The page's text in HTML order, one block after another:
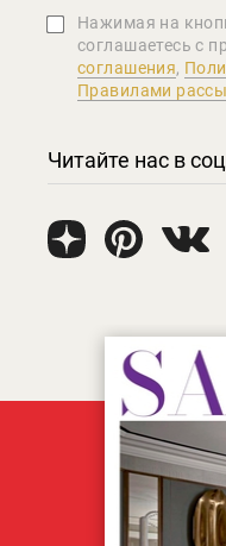
Нажимая на
соглашаетеcь с
соглашения,
Правилами
Читайте нас в